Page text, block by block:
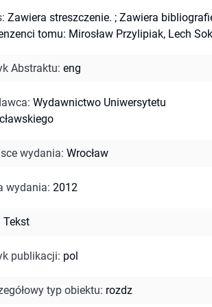
: Zawiera streszczenie. ; Zawiera
tomu: Mirosław Przylipiak, Lech
Abstraktu: eng
: Wydawnictwo Uniwersytetu
wydania: Wrocław
wydania: 2012
Tekst
publikacji: pol
typ obiektu: rozdz